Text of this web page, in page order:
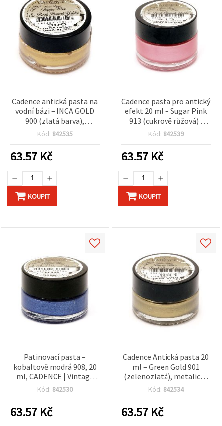
Cadence antická pasta na
vodní bázi – INCA GOLD
900 (zlatá barva),
metalický efekt pro
Kód: 842535
63.57 Kč
KOUPIT
Cadence pasta pro antický
efekt 20 ml – Sugar Pink
913 (cukrově růžová) |
Vintage dekorační pasta
hobby projekty, snadná
aplikace
Kód: 842539
63.57 Kč
KOUPIT
Patinovací pasta –
kobaltově modrá 908, 20
ml, CADENCE | Vintage
patina pro DIY tvoření,
hladká snadno
aplikovatelná receptura
Kód: 842530
63.57 Kč
Cadence Antická pasta 20
ml – Green Gold 901
(zelenozlatá), metalický
efekt ve zlaté barvě pro
rámů, mixed media a DIY
projekty
Kód: 842534
63.57 Kč